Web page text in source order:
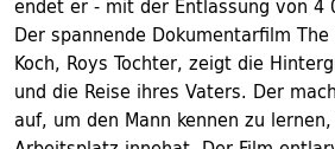
Der spannende Dokumentarfilm The
Koch, Roys Tochter, zeigt die
und die Reise ihres Vaters. Der
auf, um den Mann kennen zu